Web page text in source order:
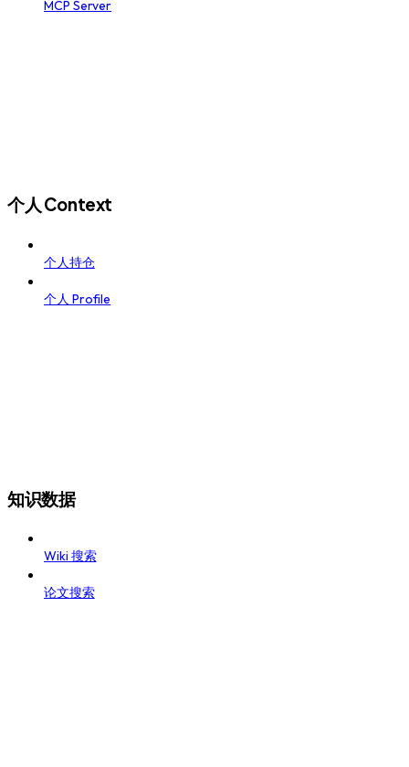
MCP Server
个人 Context
个人持仓
个人 Profile
知识数据
Wiki 搜索
论文搜索